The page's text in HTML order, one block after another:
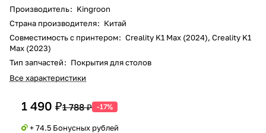
Производитель: Kingroon
Страна производителя: Китай
Совместимость с принтером: Creality K1 Max (2024), Creality K1
Max (2023)
Тип запчастей: Покрытия для столов
Все характеристики
1 490 ₽1 788 ₽ -17%
+ 74.5 Бонусных рублей